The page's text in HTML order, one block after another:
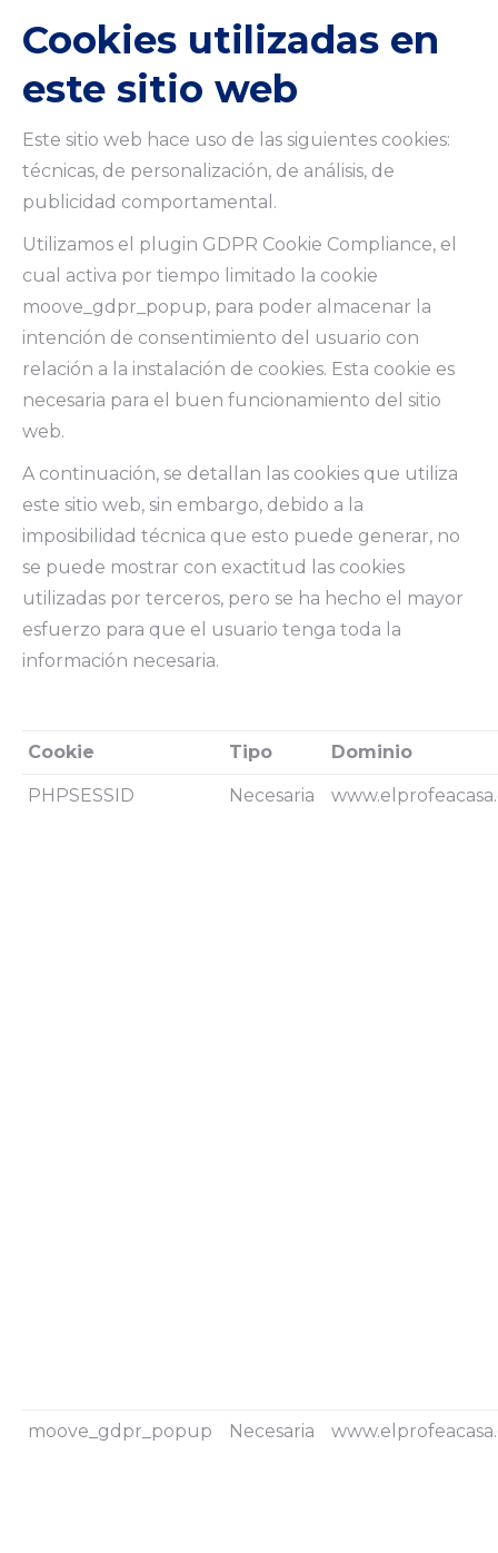
Cookies utilizadas en
este sitio web
Este sitio web hace uso de las siguientes cookies:
técnicas, de personalización, de análisis, de
publicidad comportamental.
Utilizamos el plugin GDPR Cookie Compliance, el
cual activa por tiempo limitado la cookie
moove_gdpr_popup, para poder almacenar la
intención de consentimiento del usuario con
relación a la instalación de cookies. Esta cookie es
necesaria para el buen funcionamiento del sitio
web.
A continuación, se detallan las cookies que utiliza
este sitio web, sin embargo, debido a la
imposibilidad técnica que esto puede generar, no
se puede mostrar con exactitud las cookies
utilizadas por terceros, pero se ha hecho el mayor
esfuerzo para que el usuario tenga toda la
información necesaria.
Cookie Tipo Dominio
PHPSESSID Necesaria
moove_gdpr_popup Necesaria